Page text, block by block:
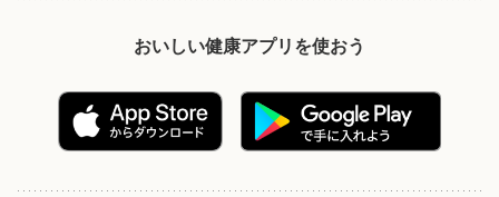
おいしい健康アプリを使おう